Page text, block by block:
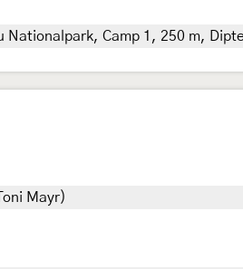
Nationalpark, Camp 1, 250 m,
Mayr)